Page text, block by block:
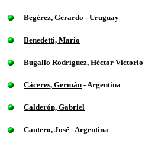
Begérez, Gerardo - Uruguay
Benedetti, Mario
Bugallo Rodríguez, Héctor Victorio
Cáceres, Germán -Argentina
Calderón, Gabriel
Cantero, José -Argentina